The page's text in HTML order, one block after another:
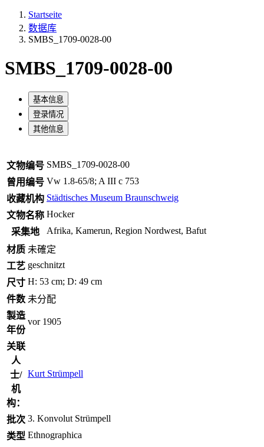
Startseite
数据库
SMBS_1709-0028-00
SMBS_1709-0028-00
基本信息
登录情况
其他信息
文物编号 SMBS_1709-0028-00
曾用编号 Vw 1.8-65/8; A III c 753
收藏机构 Städtisches Museum Braunschweig
文物名称 Hocker
采集地
Afrika, Kamerun, Region Nordwest, Bafut
材质 未確定
工艺 geschnitzt
尺寸 H: 53 cm; D: 49 cm
件数 未分配
製造
年份
vor 1905
关联
人
士/
机
构：
Kurt Strümpell
批次 3. Konvolut Strümpell
类型 Ethnographica